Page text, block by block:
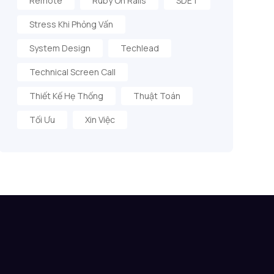
Stress Khi Phỏng Vấn
System Design Techlead
Technical Screen Call
Thiết Kế Hẹ Thống Thuật Toán
Tối Ưu Xin Việc